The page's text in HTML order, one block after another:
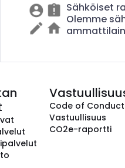
Sähköiset
Olemme
Code of Conduct
Vastuullisuus
CO2e-raportti